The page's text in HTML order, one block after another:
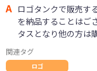
A ロゴタンクで販売す
を納品することはご
タスとなり他の方は
関連タグ
ロゴ